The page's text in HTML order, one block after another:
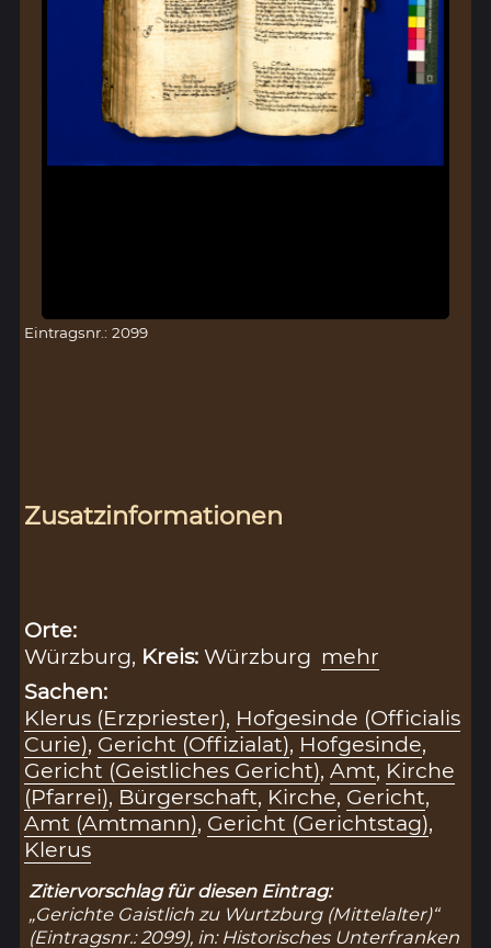
Eintragsnr.: 2099
Zusatzinformationen
Orte:
Würzburg, Kreis:Würzburg mehr
Sachen:
Klerus (Erzpriester), Hofgesinde (Officialis
Curie), Gericht (Offizialat), Hofgesinde,
Gericht (Geistliches Gericht),Amt, Kirche
(Pfarrei), Bürgerschaft, Kirche, Gericht,
Amt (Amtmann), Gericht (Gerichtstag),
Klerus
Zitiervorschlag für diesen Eintrag:
„Gerichte Gaistlich zu Wurtzburg (Mittelalter)“
(Eintragsnr.: 2099), in: Historisches Unterfranken